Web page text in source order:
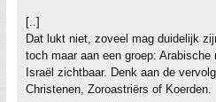
[..]
Dat lukt niet, zoveel mag duidelijk
toch maar aan een groep:
Israël zichtbaar. Denk aan de
Christenen, Zoroastriërs of Koerden.